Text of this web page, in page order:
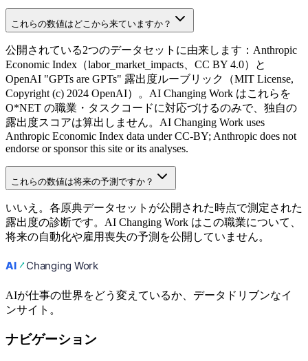
これらの数値はどこから来ていますか？
公開されている2つのデータセットに由来します：Anthropic
Economic Index（labor_market_impacts、CC BY 4.0）と
OpenAI "GPTs are GPTs" 露出度ルーブリック（MIT License,
Copyright (c) 2024 OpenAI）。AI Changing Work はこれらを
O*NET の職業・タスクコードに対応づけるのみで、独自の
露出度スコアは算出しません。AI Changing Work uses
Anthropic Economic Index data under CC-BY; Anthropic does not
endorse or sponsor this site or its analyses.
これらの数値は将来の予測ですか？
いいえ。各原典データセットが公開された時点で測定された
露出度の診断です。AI Changing Work はこの職業について、
将来の自動化や雇用喪失の予測を公開していません。
AIが仕事の世界をどう変えているか、データドリブンなイ
ンサイト。
ナビゲーション